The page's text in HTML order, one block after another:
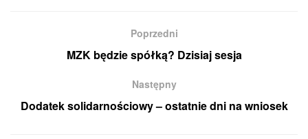
Poprzedni
MZK będzie spółką? Dzisiaj sesja
Następny
Dodatek solidarnościowy – ostatnie dni na wniosek